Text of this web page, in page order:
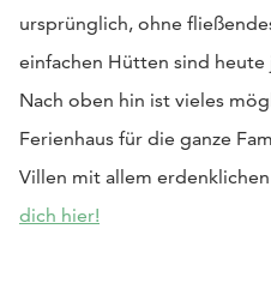
ursprünglich, ohne
einfachen Hütten sind
Nach oben hin ist vieles
Ferienhaus für die ganze
Villen mit allem erdenklichen
dich hier!